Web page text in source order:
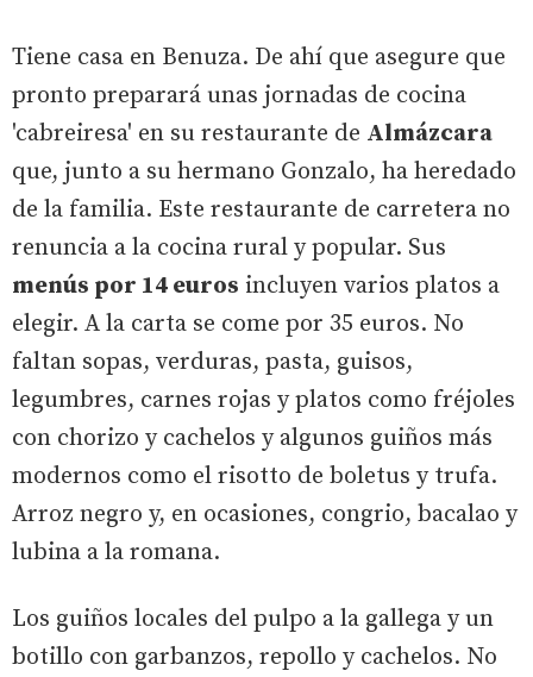
Tiene casa en Benuza. De ahí que asegure que
pronto preparará unas jornadas de cocina
'cabreiresa' en su restaurante de Almázcara
que, junto a su hermano Gonzalo, ha heredado
de la familia. Este restaurante de carretera no
renuncia a la cocina rural y popular. Sus
menús por 14 euros incluyen varios platos a
elegir. A la carta se come por 35 euros. No
faltan sopas, verduras, pasta, guisos,
legumbres, carnes rojas y platos como fréjoles
con chorizo y cachelos y algunos guiños más
modernos como el risotto de boletus y trufa.
Arroz negro y, en ocasiones, congrio, bacalao y
lubina a la romana.
Los guiños locales del pulpo a la gallega y un
botillo con garbanzos, repollo y cachelos. No